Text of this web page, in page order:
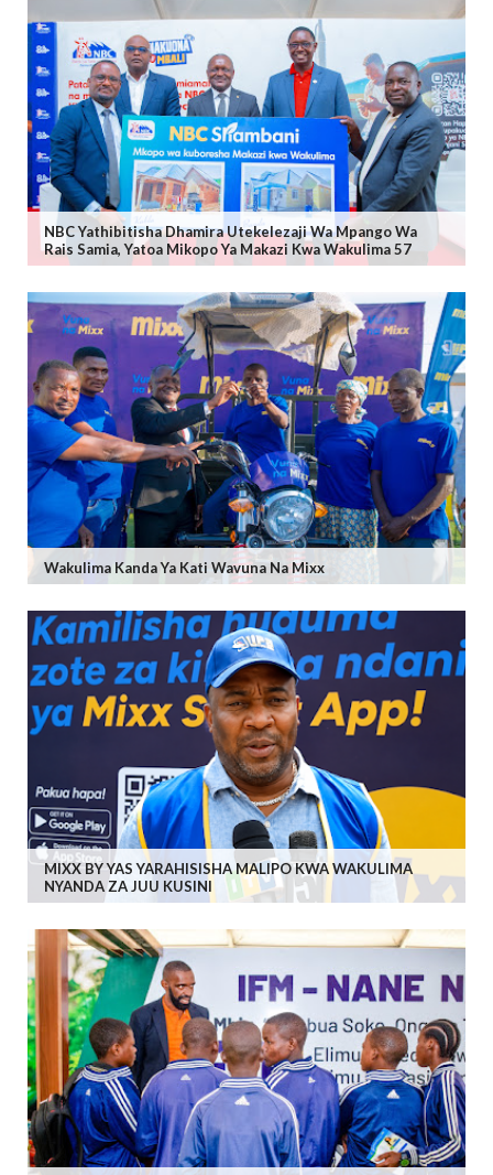
NBC Yathibitisha Dhamira Utekelezaji Wa Mpango Wa
Rais Samia, Yatoa Mikopo Ya Makazi Kwa Wakulima 57
Wakulima Kanda Ya Kati Wavuna Na Mixx
MIXX BY YAS YARAHISISHA MALIPO KWA WAKULIMA
NYANDA ZA JUU KUSINI